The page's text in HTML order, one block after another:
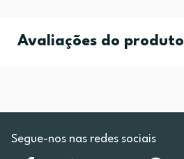
Avaliações do produto
Segue-nos nas redes sociais